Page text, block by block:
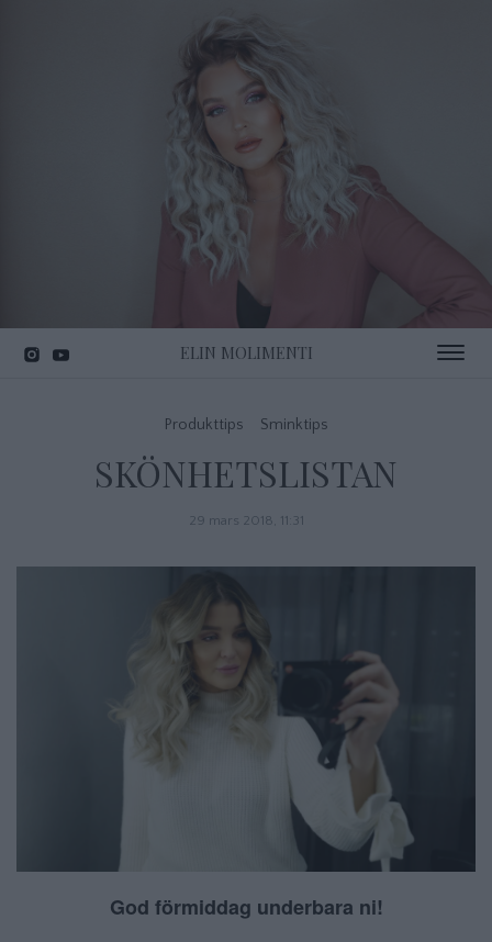
ELIN MOLIMENTI Toggle
Produkttips Sminktips
SKÖNHETSLISTAN
29 mars 2018, 11:31
God förmiddag underbara ni!